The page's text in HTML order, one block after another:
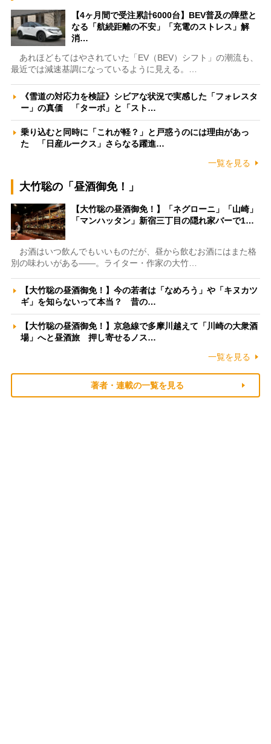
【4ヶ月間で受注累計6000台】BEV普及の障壁と
なる「航続距離の不安」「充電のストレス」解
消…
あれほどもてはやされていた「EV（BEV）シフト」の潮流も、
最近では減速基調になっているように見える。…
《雪道の対応力を検証》シビアな状況で実感した「フォレスタ
ー」の真価 「ターボ」と「スト…
乗り込むと同時に「これが軽？」と戸惑うのには理由があっ
た 「日産ルークス」さらなる躍進…
一覧を見る
大竹聡の「昼酒御免！」
【大竹聡の昼酒御免！】「ネグローニ」「山崎」
「マンハッタン」新宿三丁目の隠れ家バーで1…
お酒はいつ飲んでもいいものだが、昼から飲むお酒にはまた格
別の味わいがある――。ライター・作家の大竹…
【大竹聡の昼酒御免！】今の若者は「なめろう」や「キヌカツ
ギ」を知らないって本当？ 昔の…
【大竹聡の昼酒御免！】京急線で多摩川越えて「川崎の大衆酒
場」へと昼酒旅 押し寄せるノス…
一覧を見る
著者・連載の一覧を見る